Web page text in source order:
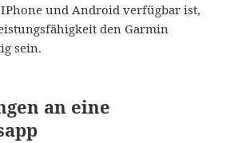
und Android verfügbar ist,
den Garmin
sein.
an eine